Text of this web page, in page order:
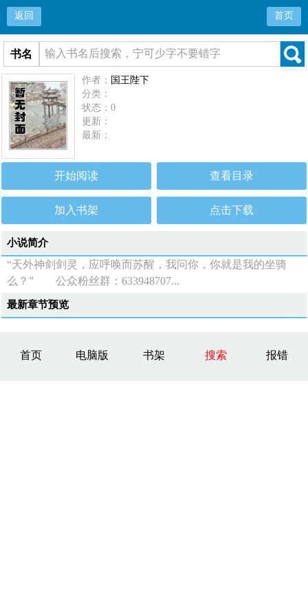
返回 首页
书名
作者： 国王陛下
分类：
状态：0
更新：
最新：
开始阅读 查看目录
加入书架 点击下载
小说简介
“天外神剑剑灵，应呼唤而苏醒，我问你，你就是我的坐骑
么？” 公众粉丝群：633948707...
最新章节预览
首页 电脑版 书架 搜索 报错